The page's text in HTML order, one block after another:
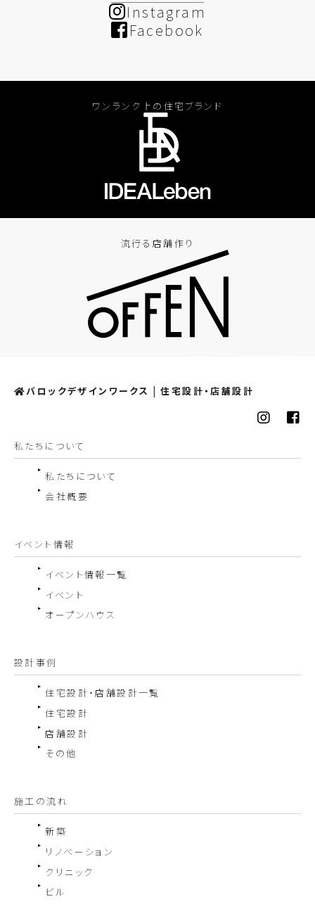
Instagram
Facebook
ワンランク上の住宅ブランド
流行る店舗作り
バロックデザインワークス | 住宅設計・店舗設計
私たちについて
私たちについて
会社概要
イベント情報
イベント情報一覧
イベント
オープンハウス
設計事例
住宅設計・店舗設計一覧
住宅設計
店舗設計
その他
施工の流れ
新築
リノベーション
クリニック
ビル